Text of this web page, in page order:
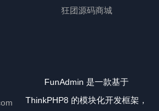
狂团源码商城
FunAdmin 是一款基于
ThinkPHP8 的模块化开发框架，